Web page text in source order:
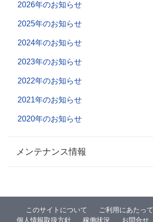
2026年のお知らせ
2025年のお知らせ
2024年のお知らせ
2023年のお知らせ
2022年のお知らせ
2021年のお知らせ
2020年のお知らせ
メンテナンス情報
このサイトについて ご利用にあたって
個人情報取扱方針
稼働状況 お問合せ